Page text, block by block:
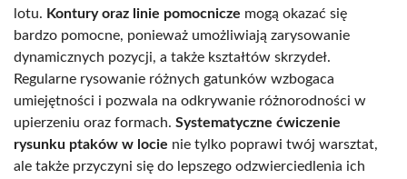
lotu. Kontury oraz linie pomocnicze mogą okazać się
bardzo pomocne, ponieważ umożliwiają zarysowanie
dynamicznych pozycji, a także kształtów skrzydeł.
Regularne rysowanie różnych gatunków wzbogaca
umiejętności i pozwala na odkrywanie różnorodności w
upierzeniu oraz formach. Systematyczne ćwiczenie
rysunku ptaków w locie nie tylko poprawi twój warsztat,
ale także przyczyni się do lepszego odzwierciedlenia ich